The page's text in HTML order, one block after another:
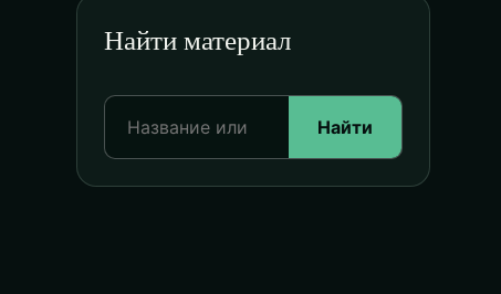
Найти материал
Найти